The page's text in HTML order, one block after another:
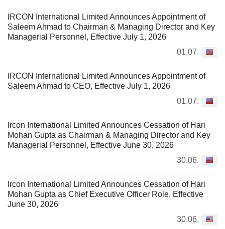
IRCON International Limited Announces Appointment of
Saleem Ahmad to Chairman & Managing Director and Key
Managerial Personnel, Effective July 1, 2026
01.07.
IRCON International Limited Announces Appointment of
Saleem Ahmad to CEO, Effective July 1, 2026
01.07.
Ircon International Limited Announces Cessation of Hari
Mohan Gupta as Chairman & Managing Director and Key
Managerial Personnel, Effective June 30, 2026
30.06.
Ircon International Limited Announces Cessation of Hari
Mohan Gupta as Chief Executive Officer Role, Effective
June 30, 2026
30.06.